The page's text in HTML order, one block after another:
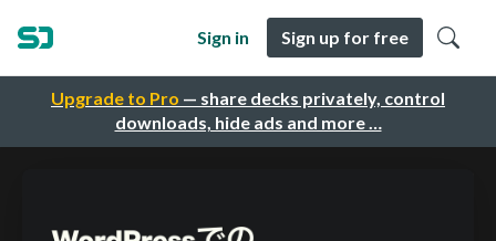
Upgrade to Pro — share decks privately, control
downloads, hide ads and more …
Sign in Sign up for free